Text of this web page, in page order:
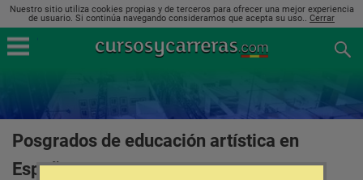
Nuestro sitio utiliza cookies propias y de terceros para ofrecer una mejor experiencia
de usuario. Si continúa navegando consideramos que acepta su uso.. Cerrar
Posgrados de educación artística en
España